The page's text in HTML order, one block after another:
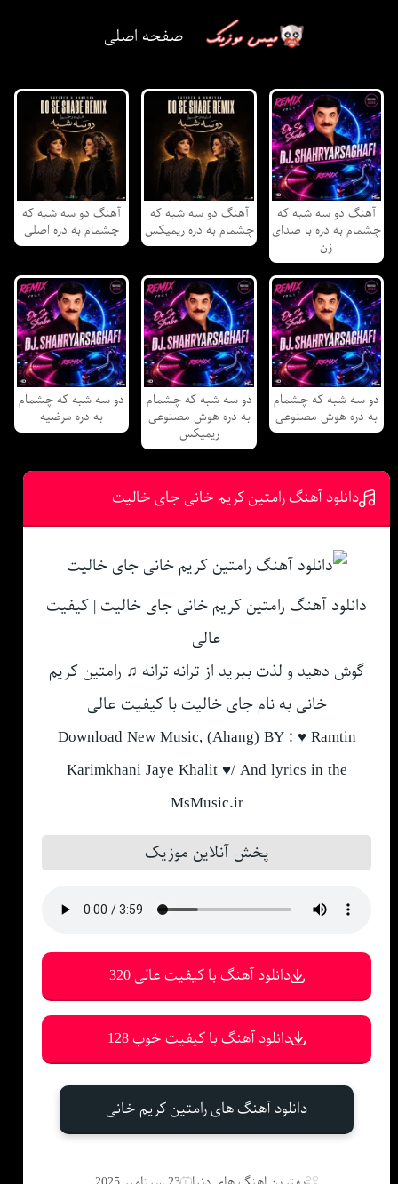
صفحه اصلی
آهنگ دو سه شبه که
چشمام به دره با صدای
زن
آهنگ دو سه شبه که
چشمام به دره ریمیکس
آهنگ دو سه شبه که
چشمام به دره اصلی
دو سه شبه که چشمام
به دره هوش مصنوعی
دو سه شبه که چشمام
به دره هوش مصنوعی
ریمیکس
دو سه شبه که چشمام
به دره مرضیه
دانلود آهنگ رامتین کریم خانی جای خالیت
دانلود آهنگ رامتین کریم خانی جای خالیت | کیفیت
عالی
گوش دهید و لذت ببرید از ترانه ترانه ♫ رامتین کریم
خانی به نام جای خالیت با کیفیت عالی
Download New Music, (Ahang) BY : ♥ Ramtin
Karimkhani Jaye Khalit ♥/ And lyrics in the
MsMusic.ir
پخش آنلاین موزیک
دانلود آهنگ با کیفیت عالی 320
دانلود آهنگ با کیفیت خوب 128
دانلود آهنگ های رامتین کریم خانی